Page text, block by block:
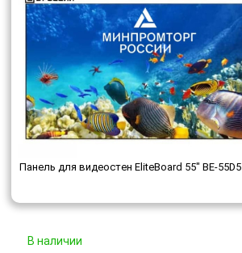
Панель для видеостен EliteBoard 55" BE-55D5
В наличии